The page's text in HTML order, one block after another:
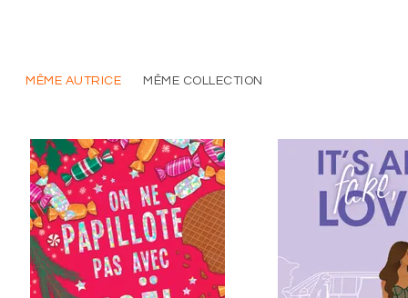
MÊME AUTRICE MÊME COLLECTION